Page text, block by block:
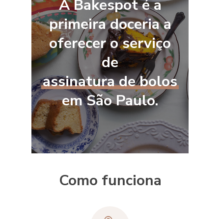
A Bakespot é a
primeira doceria a
oferecer o serviço
de
assinatura de bolos
em São Paulo.
Como funciona